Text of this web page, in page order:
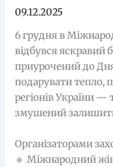
09.12.2025
6 грудня в
відбувся яскравий
приурочений до
подарувати тепло,
регіонів України
змушений
Організаторами
🔹 Міжнародний